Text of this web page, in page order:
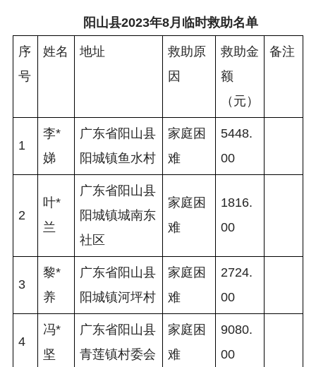
阳山县2023年8月临时救助名单
序
号
姓名 地址
救助原
因
救助金
额
（元）
备注
1
李*
娣
广东省阳山县
阳城镇鱼水村
家庭困
难
5448.
00
2
叶*
兰
广东省阳山县
阳城镇城南东
社区
家庭困
难
1816.
00
3
黎*
养
广东省阳山县
阳城镇河坪村
家庭困
难
2724.
00
4
冯*
坚
广东省阳山县
青莲镇村委会
家庭困
难
9080.
00